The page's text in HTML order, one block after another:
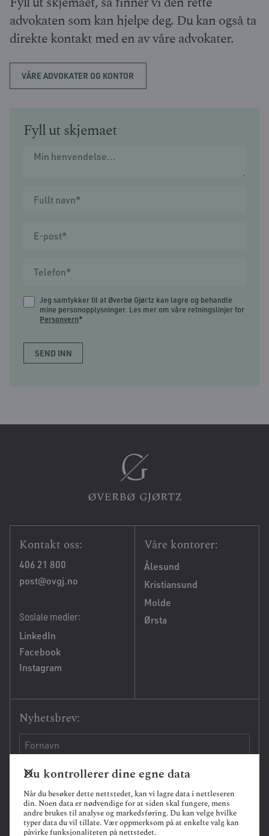
advokaten som kan hjelpe deg. Du kan også ta
direkte kontakt med en av våre advokater.
VÅRE ADVOKATER OG KONTOR
Fyll ut skjemaet
Jeg samtykker til at Øverbø Gjørtz kan lagre og behandle
mine personopplysninger. Les mer om våre retningslinjer for
Personvern*
Kontakt oss:
406 21 800
post@ovgj.no
Sosiale medier:
LinkedIn
Facebook
Instagram
Våre kontorer:
Ålesund
Kristiansund
Molde
Ørsta
Nyhetsbrev:
Du kontrollerer dine egne data
Når du besøker dette nettstedet, kan vi lagre data i nettleseren
din. Noen data er nødvendige for at siden skal fungere, mens
andre brukes til analyse og markedsføring. Du kan velge hvilke
typer data du vil tillate. Vær oppmerksom på at enkelte valg kan
påvirke funksjonaliteten på nettstedet.